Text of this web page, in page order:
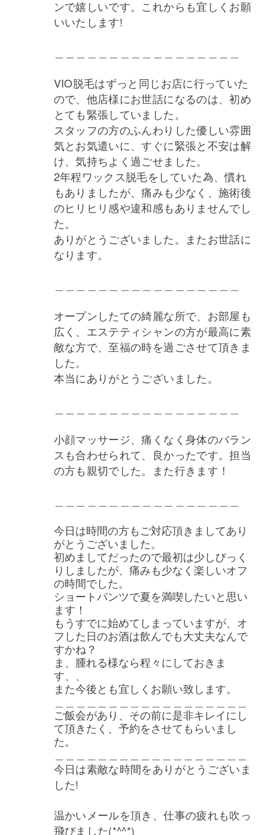
ンで嬉しいです。これからも宜しくお願
いいたします!
VIO脱毛はずっと同じお店に行っていた
ので、他店様にお世話になるのは、初め
とても緊張していました。
スタッフの方のふんわりした優しい雰囲
気とお気遣いに、すぐに緊張と不安は解
け、気持ちよく過ごせました。
2年程ワックス脱毛をしていた為、慣れ
もありましたが、痛みも少なく、施術後
のヒリヒリ感や違和感もありませんでし
た。
ありがとうございました。またお世話に
なります。
オープンしたての綺麗な所で、お部屋も
広く、エステティシャンの方が最高に素
敵な方で、至福の時を過ごさせて頂きま
した。
本当にありがとうございました。
小顔マッサージ、痛くなく身体のバラン
スも合わせられて、良かったです。担当
の方も親切でした。また行きます！
今日は時間の方もご対応頂きましてあり
がとうございました。
初めましてだったので最初は少しびっく
りしましたが、痛みも少なく楽しいオフ
の時間でした。
ショートパンツで夏を満喫したいと思い
ます！
もうすでに始めてしまっていますが、オ
フした日のお酒は飲んでも大丈夫なんで
すかね？
ま、腫れる様なら程々にしておきま
す、、
また今後とも宜しくお願い致します。
ご飯会があり、その前に是非キレイにし
て頂きたく、予約をさせてもらいまし
た。
今日は素敵な時間をありがとうございま
した!
温かいメールを頂き、仕事の疲れも吹っ
飛びました(*^^*)